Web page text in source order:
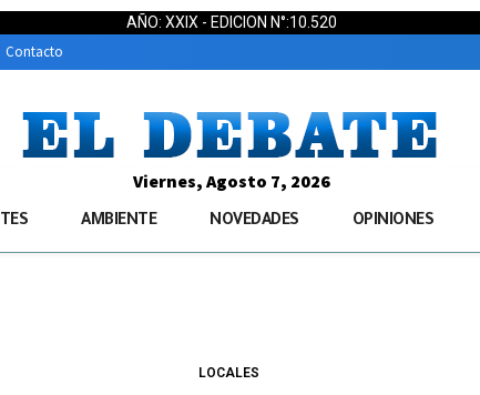
AÑO: XXIX - EDICION N°:10.520
Contacto
Viernes, Agosto 7, 2026
AMBIENTE NOVEDADES OPINIONES
LOCALES